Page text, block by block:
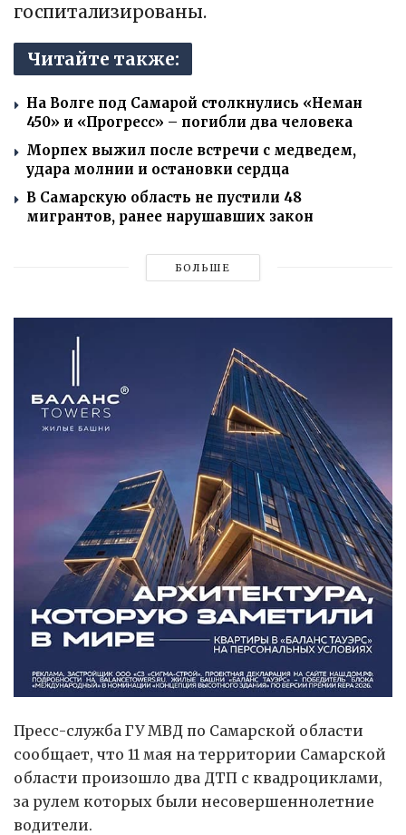
госпитализированы.
Читайте также:
На Волге под Самарой столкнулись «Неман
450» и «Прогресс» – погибли два человека
Морпех выжил после встречи с медведем,
удара молнии и остановки сердца
В Самарскую область не пустили 48
мигрантов, ранее нарушавших закон
БОЛЬШЕ
Пресс-служба ГУ МВД по Самарской области
сообщает, что 11 мая на территории Самарской
области произошло два ДТП с квадроциклами,
за рулем которых были несовершеннолетние
водители.